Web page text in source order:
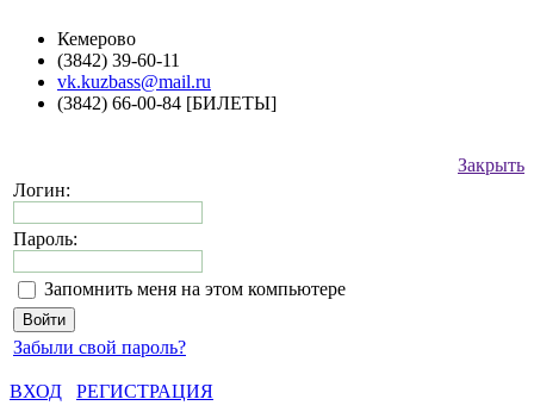
Кемерово
(3842) 39-60-11
vk.kuzbass@mail.ru
(3842) 66-00-84 [БИЛЕТЫ]
Закрыть
Логин:
Пароль:
Запомнить меня на этом компьютере
Забыли свой пароль?
ВХОД
РЕГИСТРАЦИЯ